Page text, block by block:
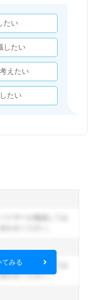
たい
したい
えたい
たい
イザーが確認してお
わせください。
みる